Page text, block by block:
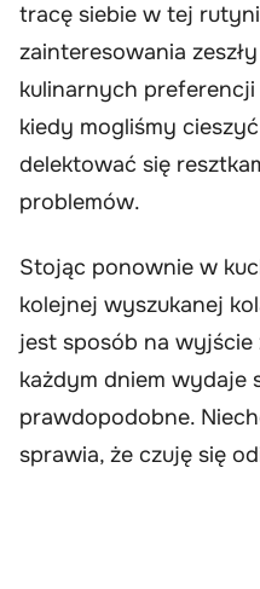
tracę siebie w tej
zainteresowania
kulinarnych preferencji
kiedy mogliśmy
delektować się
problemów.
Stojąc ponownie w
kolejnej wyszukanej
jest sposób na wyjście
każdym dniem wydaje
prawdopodobne.
sprawia, że czuję się